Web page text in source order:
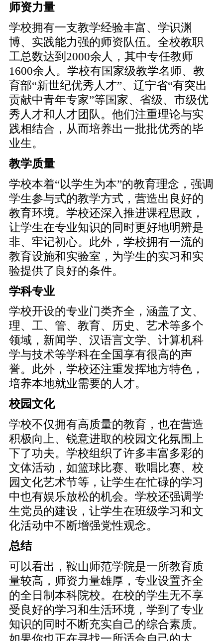
师资力量
学校拥有一支教学经验丰富、学识渊
博、实践能力强的师资队伍。全校教职
工总数达到2000余人，其中专任教师
1600余人。学校有国家级教学名师、教
育部“新世纪优秀人才”、辽宁省“有突出
贡献中青年专家”等国家、省级、市级优
秀人才和人才团队。他们注重理论与实
践相结合，从而培养出一批批优秀的毕
业生。
教学质量
学校本着“以学生为本”的教育理念，强调
学生参与式的教学方式，营造出良好的
教育环境。学校还深入推进课程思政，
让学生在专业知识的同时更好地明辨是
非、牢记初心。此外，学校拥有一流的
教育设施和实验室，为学生的实习和实
验提供了良好的条件。
学科专业
学校开设的专业门类齐全，涵盖了文、
理、工、管、教育、历史、艺术等多个
领域，新闻学、汉语言文学、计算机科
学与技术等学科在全国享有很高的声
誉。此外，学校还注重发挥地方特色，
培养本地就业需要的人才。
校园文化
学校不仅拥有高质量的教育，也在营造
积极向上、锐意进取的校园文化氛围上
下了功夫。学校组织了许多丰富多彩的
文体活动，如篮球比赛、歌唱比赛、校
园文化艺术节等，让学生在忙碌的学习
中也有娱乐放松的机会。学校还强调学
生党员的建设，让学生在班级学习和文
化活动中不断增强党性观念。
总结
可以看出，鞍山师范学院是一所教育质
量较高，师资力量雄厚，专业设置齐全
的全日制本科院校。在校的学生无不享
受良好的学习和生活环境，学到了专业
知识的同时不断充实自己的综合素质。